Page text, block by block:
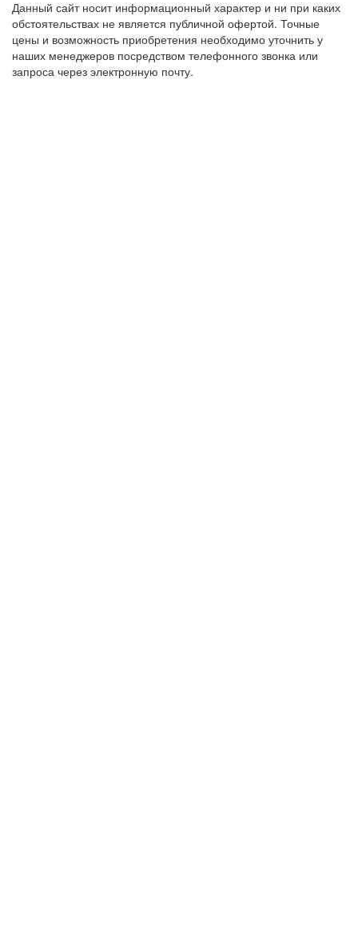
Данный сайт носит информационный характер и ни при каких
обстоятельствах не является публичной офертой. Точные
цены и возможность приобретения необходимо уточнить у
наших менеджеров посредством телефонного звонка или
запроса через электронную почту.